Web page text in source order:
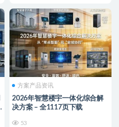
方案产品资讯
2026年智慧楼宇一体化综合解
决方案 – 全1117页下载
53